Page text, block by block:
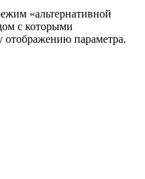
«альтернативной
с которыми
отображению параметра.